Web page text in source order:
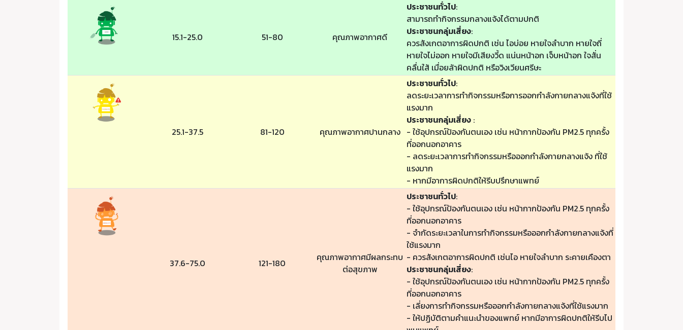
15.1-25.0 51-80 คุณภาพอากาศดี
ประชาชนทั่วไป:
สามารถทำกิจกรรมกลางแจ้งได้ตามปกติ
ประชาชนกลุ่มเสี่ยง:
ควรสังเกตอาการผิดปกติ เช่น ไอบ่อย หายใจลำบาก หายใจถี่
หายใจไม่ออก หายใจมีเสียงวี้ด แน่นหน้าอก เจ็บหน้าอก ใจสั่น
คลื่นใส้ เมื่อยล้าผิดปกติ หรือวิงเวียนศรีษะ
25.1-37.5 81-120 คุณภาพอากาศปานกลาง
ประชาชนทั่วไป:
ลดระยะเวลาการทำกิจกรรมหรือการออกกำลังกายกลางแจ้งที่ใช้
แรงมาก
ประชาชนกลุ่มเสี่ยง :
- ใช้อุปกรณ์ป้องกันตนเอง เช่น หน้ากากป้องกัน PM2.5 ทุกครั้ง
ที่ออกนอกอาคาร
- ลดระยะเวลาการทำกิจกรรมหรือออกกำลังกายกลางแจ้ง ที่ใช้
แรงมาก
- หากมีอาการผิดปกติให้รีบปรึกษาแพทย์
37.6-75.0 121-180
คุณภาพอากาศมีผลกระทบ
ต่อสุขภาพ
ประชาชนทั่วไป:
- ใช้อุปกรณ์ป้องกันตนเอง เช่น หน้ากากป้องกัน PM2.5 ทุกครั้ง
ที่ออกนอกอาคาร
- จำกัดระยะเวลาในการทำกิจกรรมหรือออกกำลังกายกลางแจ้งที่
ใช้แรงมาก
- ควรสังเกตอาการผิดปกติ เช่นไอ หายใจลำบาก ระคายเคืองตา
ประชาชนกลุ่มเสี่ยง:
- ใช้อุปกรณ์ป้องกันตนเอง เช่น หน้ากากป้องกัน PM2.5 ทุกครั้ง
ที่ออกนอกอาคาร
- เลี่ยงการทำกิจกรรมหรือออกกำลังกายกลางแจ้งที่ใช้แรงมาก
- ให้ปฏิบัติตามคำแนะนำของแพทย์ หากมีอาการผิดปกติให้รีบไป